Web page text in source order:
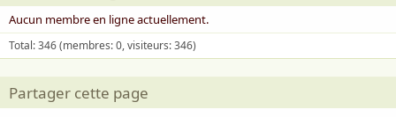
Aucun membre en ligne actuellement.
Total: 346 (membres: 0, visiteurs: 346)
Partager cette page